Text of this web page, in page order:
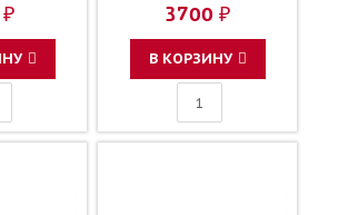
3700 ₽
В КОРЗИНУ